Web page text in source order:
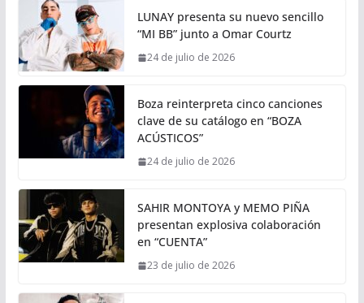
LUNAY presenta su nuevo sencillo
“MI BB” junto a Omar Courtz
24 de julio de 2026
Boza reinterpreta cinco canciones
clave de su catálogo en “BOZA
ACÚSTICOS”
24 de julio de 2026
SAHIR MONTOYA y MEMO PIÑA
presentan explosiva colaboración
en “CUENTA”
23 de julio de 2026